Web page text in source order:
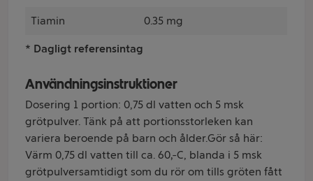
Tiamin 0.35 mg
* Dagligt referensintag
Användningsinstruktioner
Dosering 1 portion: 0,75 dl vatten och 5 msk
grötpulver. Tänk på att portionsstorleken kan
variera beroende på barn och ålder.Gör så här:
Värm 0,75 dl vatten till ca. 60ºC, blanda i 5 msk
grötpulversamtidigt som du rör om tills gröten fått